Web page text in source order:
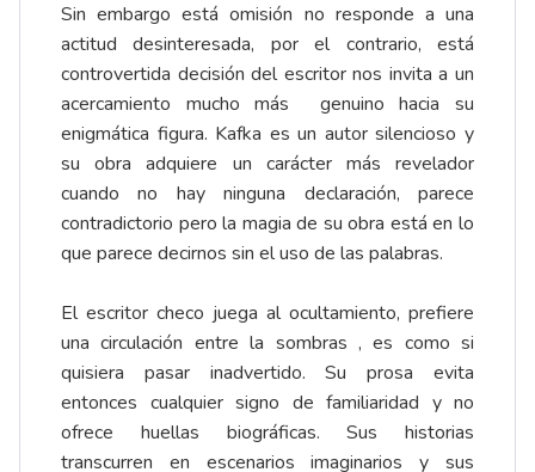
Sin embargo está omisión no responde a una
actitud desinteresada, por el contrario, está
controvertida decisión del escritor nos invita a un
acercamiento mucho más genuino hacia su
enigmática figura. Kafka es un autor silencioso y
su obra adquiere un carácter más revelador
cuando no hay ninguna declaración, parece
contradictorio pero la magia de su obra está en lo
que parece decirnos sin el uso de las palabras.
El escritor checo juega al ocultamiento, prefiere
una circulación entre la sombras , es como si
quisiera pasar inadvertido. Su prosa evita
entonces cualquier signo de familiaridad y no
ofrece huellas biográficas. Sus historias
transcurren en escenarios imaginarios y sus